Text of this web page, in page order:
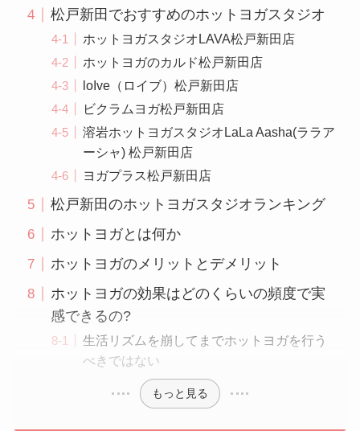
松戸新田でおすすめのホットヨガスタジオ
ホットヨガスタジオLAVA松戸新田店
ホットヨガのカルド松戸新田店
loIve（ロイブ）松戸新田店
ビクラムヨガ松戸新田店
溶岩ホットヨガスタジオLaLa Aasha(ララア
ーシャ) 松戸新田店
ヨガプラス松戸新田店
松戸新田のホットヨガスタジオランキング
ホットヨガとは何か
ホットヨガのメリットとデメリット
ホットヨガの効果はどのくらいの頻度で実
感できるの?
生活リズムを崩してまでホットヨガを行う
べきではない
もっと見る